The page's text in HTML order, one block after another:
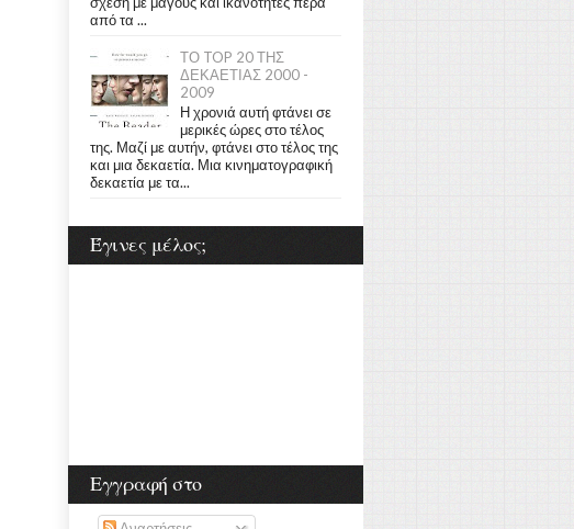
από τα ...
ΤΟ TOP 20 ΤΗΣ
ΔΕΚΑΕΤΙΑΣ 2000 -
2009
Η χρονιά αυτή φτάνει σε
μερικές ώρες στο τέλος
της. Μαζί με αυτήν, φτάνει στο τέλος της
και μια δεκαετία. Μια κινηματογραφική
δεκαετία με τα...
Έγινες μέλος;
Εγγραφή στο